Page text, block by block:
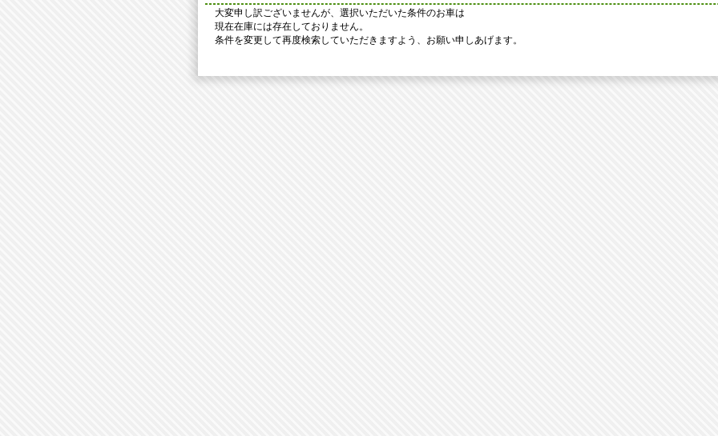
大変申し訳ございませんが、選択いただいた条件のお車は
現在在庫には存在しておりません。
条件を変更して再度検索していただきますよう、お願い申しあげます。